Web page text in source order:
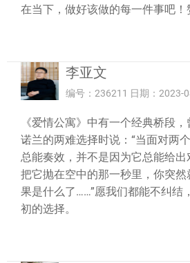
在当下，做好该做的每一件事吧！
李亚文
编号：236211 日期：2023-
《爱情公寓》中有一个经典桥段
诺兰的两难选择时说：“当面对两
总能奏效，并不是因为它总能给
把它抛在空中的那一秒里，你突
果是什么了……”愿我们都能不纠结
初的选择。